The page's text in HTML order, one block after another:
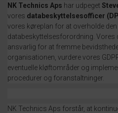
NK Technics Aps har udpeget
vores databeskyttelsesofficer
vores køreplan for at overholde den
databeskyttelsesforordning. Vores
ansvarlig for at fremme
organisationen, vurdere vores
eventuelle kløftområder og
procedurer og foranstaltninger.
NK Technics Aps forstår, at